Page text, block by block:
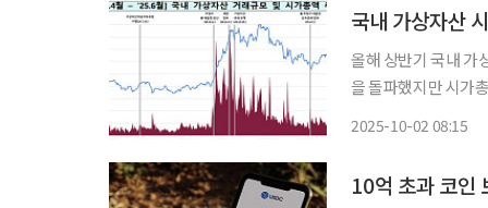
국내 가상자산
올해 상반기 국내 가
을 돌파했지만 시가총액
2025-10-02 08:15
10억 초과 코